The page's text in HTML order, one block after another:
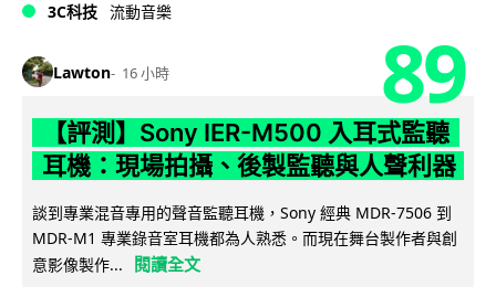
3C科技 流動音樂
Lawton 16 小時 89
【評測】Sony IER-M500 入耳式監聽
耳機：現場拍攝、後製監聽與人聲利器
談到專業混音專用的聲音監聽耳機，Sony 經典 MDR-7506 到
MDR-M1 專業錄音室耳機都為人熟悉。而現在舞台製作者與創
意影像製作...
閱讀全文